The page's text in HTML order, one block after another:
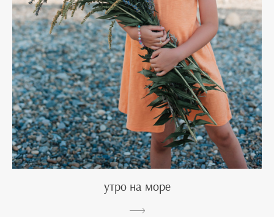
утро на море